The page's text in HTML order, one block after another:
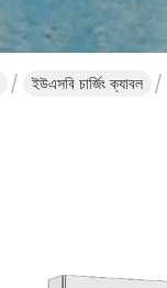
ইউএসবি চার্জিং ক্যাবল